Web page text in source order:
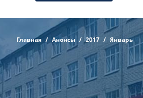
Главная Анонсы 2017 Январь